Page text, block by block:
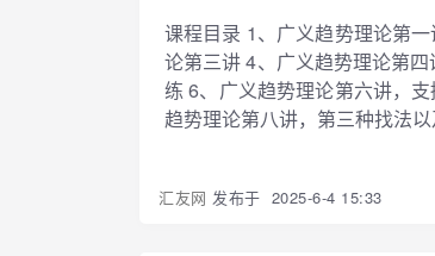
课程目录 1、广义趋势理论第
论第三讲 4、广义趋势理论第
练 6、广义趋势理论第六讲，
趋势理论第八讲，第三种找法
汇友网 发布于 2025-6-4 15:33